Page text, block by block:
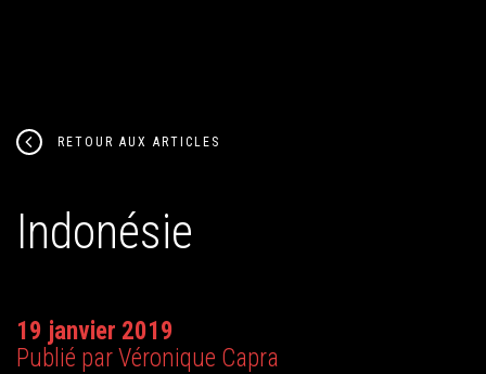
RETOUR AUX ARTICLES
Indonésie
19 janvier 2019
Publié par Véronique Capra